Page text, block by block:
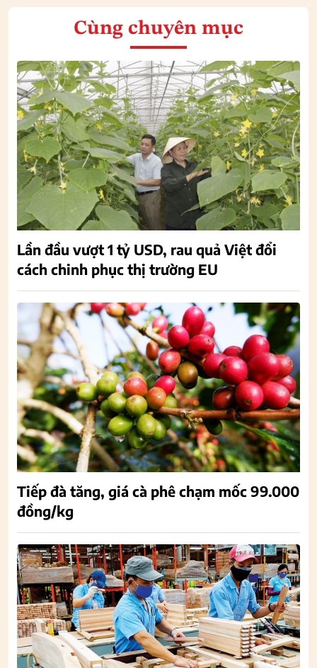
Cùng chuyên mục
Lần đầu vượt 1 tỷ USD, rau quả Việt đổi
cách chinh phục thị trường EU
Tiếp đà tăng, giá cà phê chạm mốc 99.000
đồng/kg